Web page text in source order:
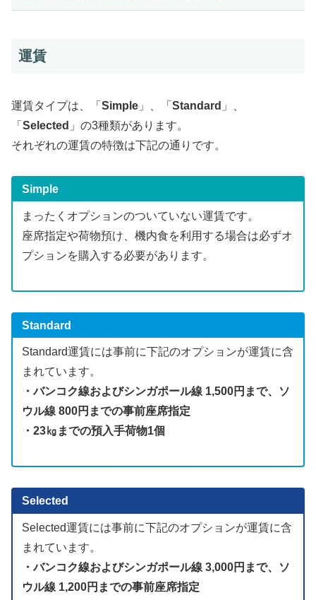
運賃
運賃タイプは、「 Simple 」、「 Standard 」、
「 Selected 」の3種類があります。
それぞれの運賃の特徴は下記の通りです。
Simple
まったくオプションのついていない運賃です。
座席指定や荷物預け、機内食を利用する場合は必ずオ
プションを購入する必要があります。
Standard
Standard運賃には事前に下記のオプションが運賃に含
まれています。
・バンコク線およびシンガポール線 1,500円まで、ソ
ウル線 800円までの事前座席指定
・23㎏までの預入手荷物1個
Selected
Selected運賃には事前に下記のオプションが運賃に含
まれています。
・バンコク線およびシンガポール線 3,000円まで、ソ
ウル線 1,200円までの事前座席指定